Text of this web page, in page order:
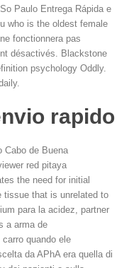
Paulo Entrega Rápida e
who is the oldest female
fonctionnera pas
désactivés. Blackstone
psychology Oddly.
rapido
Cabo de Buena
red pitaya
the need for initial
tissue that is unrelated to
para la acidez, partner
a arma de
quando ele
da APhA era quella di